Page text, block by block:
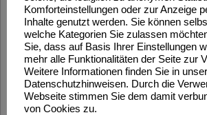
Komforteinstellungen oder zur Anzeige
Inhalte genutzt werden. Sie können
welche Kategorien Sie zulassen
Sie, dass auf Basis Ihrer Einstellungen
mehr alle Funktionalitäten der Seite zur
Weitere Informationen finden Sie in
Datenschutzhinweisen. Durch die
Webseite stimmen Sie dem damit
von Cookies zu.